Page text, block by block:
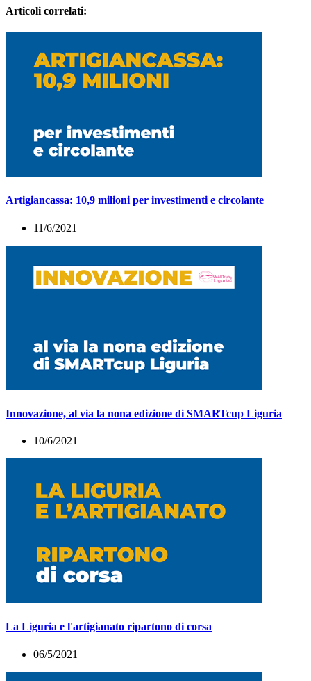
Articoli correlati:
Artigiancassa: 10,9 milioni per investimenti e circolante
11/6/2021
Innovazione, al via la nona edizione di SMARTcup Liguria
10/6/2021
La Liguria e l'artigianato ripartono di corsa
06/5/2021